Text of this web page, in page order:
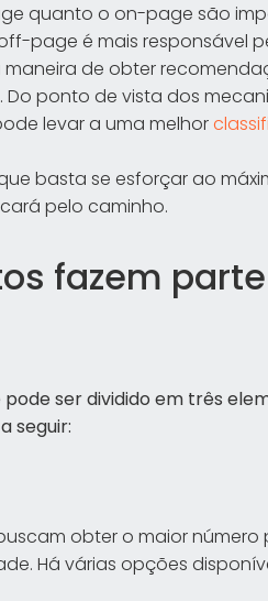
quanto o on-page são
page é mais responsável
de obter
Do ponto de vista dos
levar a uma melhor
basta se esforçar ao
pelo caminho.
fazem
ser dividido em três
seguir:
obter o maior número
Há várias opções